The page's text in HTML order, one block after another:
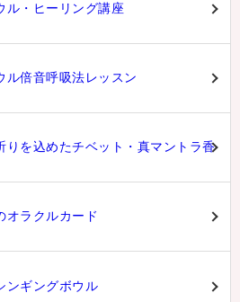
ル・ヒーリング講座
ル倍音呼吸法レッスン
りを込めたチベット・真マントラ香
オラクルカード
ンギングボウル